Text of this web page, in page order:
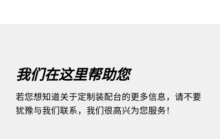
我们在这里帮助您
若您想知道关于定制装配台的更多信息，请不要
犹豫与我们联系，我们很高兴为您服务！